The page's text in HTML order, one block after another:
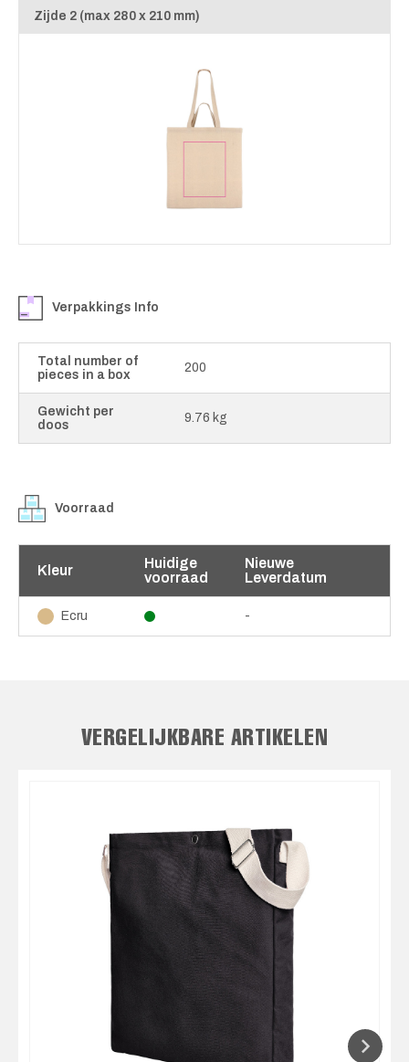
Zijde 2 (max 280 x 210 mm)
Verpakkings Info
Total number of
pieces in a box
200
Gewicht per
doos
9.76 kg
Voorraad
Kleur
Huidige
voorraad
Nieuwe
Leverdatum
Ecru -
VERGELIJKBARE ARTIKELEN